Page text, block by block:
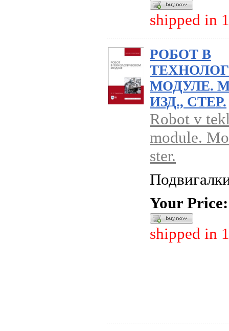
shipped in
РОБОТ В
МОДУЛЕ.
ИЗД., СТЕР.
Robot v
module.
ster.
Your Price:
shipped in